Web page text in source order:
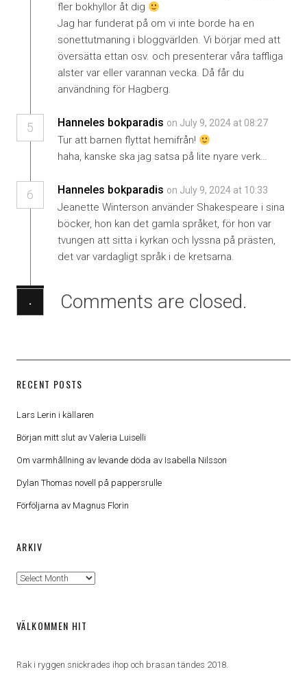
fler bokhyllor åt dig
Jag har funderat på om vi inte borde ha en
sonettutmaning i bloggvärlden. Vi börjar med att
översätta ettan osv. och presenterar våra taffliga
alster var eller varannan vecka. Då får du
användning för Hagberg.
5 Hanneles bokparadis on July 9, 2024 at 08:27
Tur att barnen flyttat hemifrån!
haha, kanske ska jag satsa på lite nyare verk…
6 Hanneles bokparadis on July 9, 2024 at 10:33
Jeanette Winterson använder Shakespeare i sina
böcker, hon kan det gamla språket, för hon var
tvungen att sitta i kyrkan och lyssna på prästen,
det var vardagligt språk i de kretsarna.
· Comments are closed.
RECENT POSTS
Lars Lerin i källaren
Början mitt slut av Valeria Luiselli
Om varmhållning av levande döda av Isabella Nilsson
Dylan Thomas novell på pappersrulle
Förföljarna av Magnus Florin
ARKIV
Arkiv
VÄLKOMMEN HIT
Rak i ryggen snickrades ihop och brasan tändes 2018.